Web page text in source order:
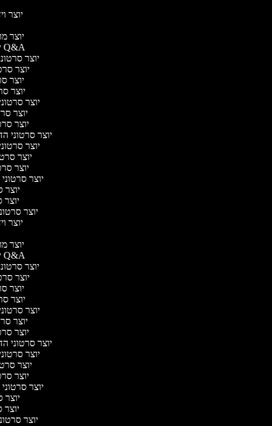
יוצר
יוצר
יוצר סרטוני Q&A
יוצר
יוצר
יוצר
יוצר
יוצר
יוצר
יוצר
יוצר סרטוני
יוצר
יוצר
יוצר
יוצר
יוצר
יוצר
יוצר
יוצר
יוצר
יוצר סרטוני Q&A
יוצר
יוצר
יוצר
יוצר
יוצר
יוצר
יוצר
יוצר סרטוני
יוצר
יוצר
יוצר
יוצר
יוצר
יוצר
יוצר